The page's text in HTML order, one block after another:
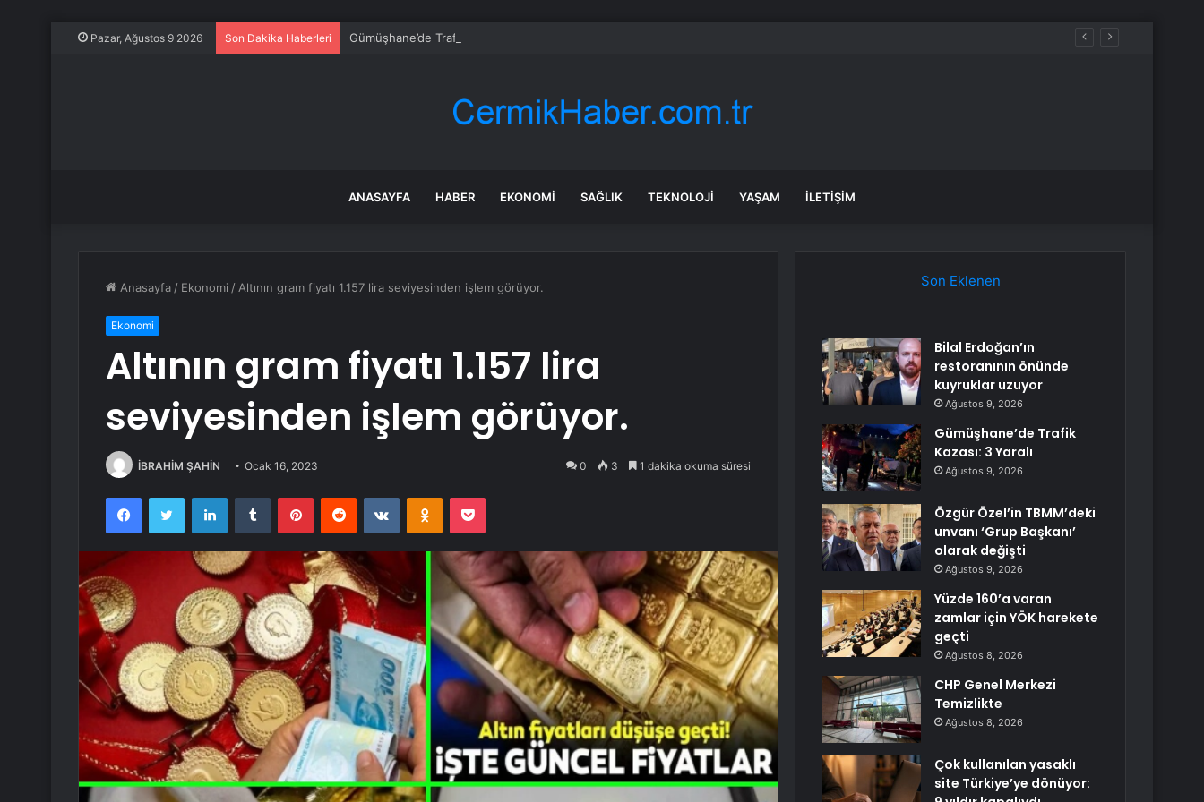
Pazar, Ağustos 9 2026 Son Dakika Haberleri Gümüşhane’de Trafik Kazası: 3 Yaralı
ANASAYFA HABER EKONOMI SAĞLIK TEKNOLOJI YAŞAM İLETIŞIM
Anasayfa / Ekonomi / Altının gram fiyatı 1.157 lira seviyesinden işlem görüyor.
Ekonomi
Altının gram fiyatı 1.157 lira
seviyesinden işlem görüyor.
İBRAHİM ŞAHİN Ocak 16, 2023 0 3 1 dakika okuma süresi
FacebookTwitter LinkedInTumblr PinterestReddit VKontakteOdnoklassniki
Pocket
Son Eklenen
Bilal Erdoğan’ın
restoranının önünde
kuyruklar uzuyor
Ağustos 9, 2026
Gümüşhane’de Trafik
Kazası: 3 Yaralı
Ağustos 9, 2026
Özgür Özel’in TBMM’deki
unvanı ‘Grup Başkanı’
olarak değişti
Ağustos 9, 2026
Yüzde 160’a varan
zamlar için YÖK harekete
geçti
Ağustos 8, 2026
CHP Genel Merkezi
Temizlikte
Ağustos 8, 2026
Çok kullanılan yasaklı
site Türkiye’ye dönüyor: